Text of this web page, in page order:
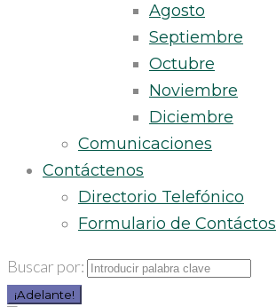
Agosto
Septiembre
Octubre
Noviembre
Diciembre
Comunicaciones
Contáctenos
Directorio Telefónico
Formulario de Contáctos
Buscar por:
¡Adelante!